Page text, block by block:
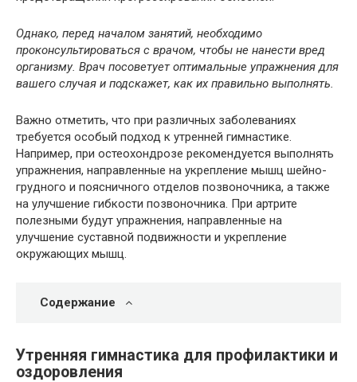
Однако, перед началом занятий, необходимо
проконсультироваться с врачом, чтобы не нанести вред
организму. Врач посоветует оптимальные упражнения для
вашего случая и подскажет, как их правильно выполнять.
Важно отметить, что при различных заболеваниях
требуется особый подход к утренней гимнастике.
Например, при остеохондрозе рекомендуется выполнять
упражнения, направленные на укрепление мышц шейно-
грудного и поясничного отделов позвоночника, а также
на улучшение гибкости позвоночника. При артрите
полезными будут упражнения, направленные на
улучшение суставной подвижности и укрепление
окружающих мышц.
Содержание
Утренняя гимнастика для профилактики и
оздоровления